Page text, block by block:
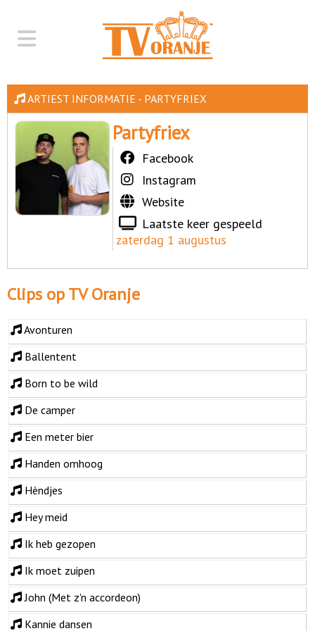
ARTIEST INFORMATIE - PARTYFRIEX
Partyfriex
Facebook
Instagram
Website
Laatste keer gespeeld
zaterdag 1 augustus
Clips op TV Oranje
Avonturen
Ballentent
Born to be wild
De camper
Een meter bier
Handen omhoog
Hèndjes
Hey meid
Ik heb gezopen
Ik moet zuipen
John (Met z'n accordeon)
Kannie dansen